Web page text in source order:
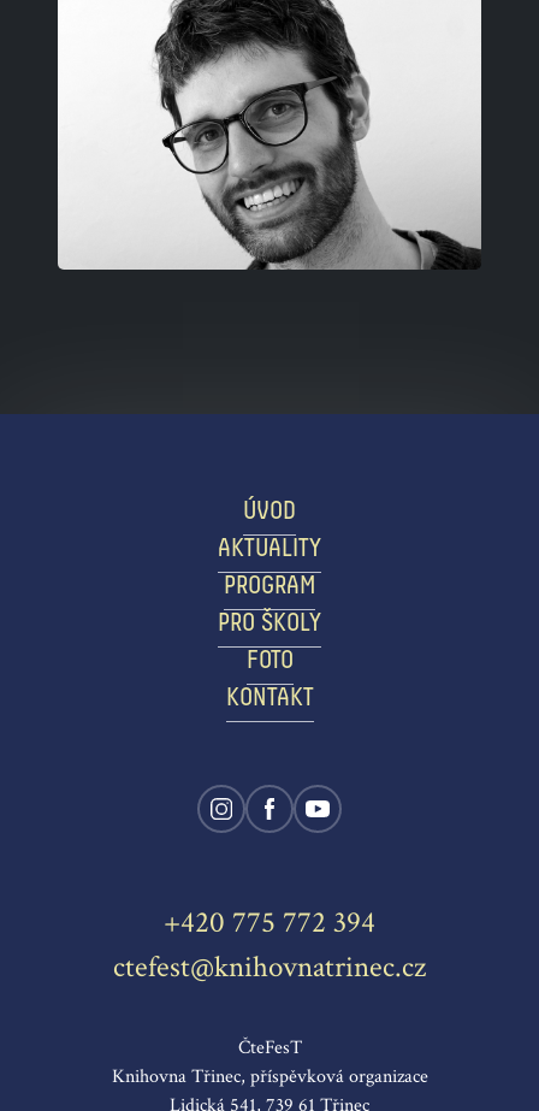
ÚVOD
AKTUALITY
PROGRAM
PRO ŠKOLY
FOTO
KONTAKT
+420 775 772 394
ctefest@knihovnatrinec.cz
ČteFesT
Knihovna Třinec, příspěvková organizace
Lidická 541, 739 61 Třinec